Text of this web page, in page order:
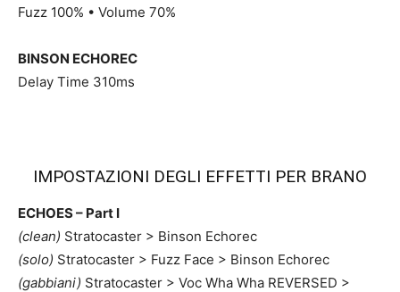
Fuzz 100% • Volume 70%
BINSON ECHOREC
Delay Time 310ms
IMPOSTAZIONI DEGLI EFFETTI PER BRANO
ECHOES – Part I
(clean) Stratocaster > Binson Echorec
(solo) Stratocaster > Fuzz Face > Binson Echorec
(gabbiani) Stratocaster > Voc Wha Wha REVERSED >